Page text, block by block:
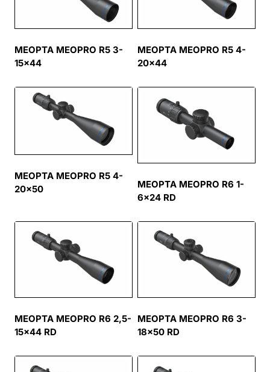
MEOPTA MEOPRO R5 3-
15×44
MEOPTA MEOPRO R5 4-
20×44
MEOPTA MEOPRO R5 4-
20×50
MEOPTA MEOPRO R6 1-
6×24 RD
MEOPTA MEOPRO R6 2,5-
15×44 RD
MEOPTA MEOPRO R6 3-
18×50 RD